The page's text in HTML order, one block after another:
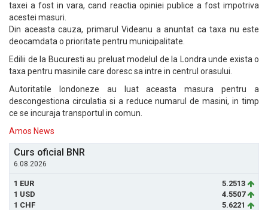
taxei a fost in vara, cand reactia opiniei publice a fost impotriva
acestei masuri.
Din aceasta cauza, primarul Videanu a anuntat ca taxa nu este
deocamdata o prioritate pentru municipalitate.
Edilii de la Bucuresti au preluat modelul de la Londra unde exista o
taxa pentru masinile care doresc sa intre in centrul orasului.
Autoritatile londoneze au luat aceasta masura pentru a
descongestiona circulatia si a reduce numarul de masini, in timp
ce se incuraja transportul in comun.
Amos News
Curs oficial BNR
6.08.2026
1 EUR
5.2513
1 USD
4.5507
1 CHF
5.6221